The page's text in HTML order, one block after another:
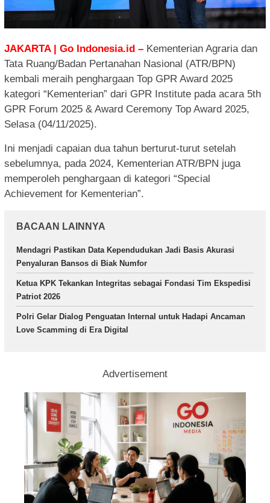
JAKARTA | Go Indonesia.id – Kementerian Agraria dan
Tata Ruang/Badan Pertanahan Nasional (ATR/BPN)
kembali meraih penghargaan Top GPR Award 2025
kategori “Kementerian” dari GPR Institute pada acara 5th
GPR Forum 2025 & Award Ceremony Top Award 2025,
Selasa (04/11/2025).
Ini menjadi capaian dua tahun berturut-turut setelah
sebelumnya, pada 2024, Kementerian ATR/BPN juga
memperoleh penghargaan di kategori “Special
Achievement for Kementerian”.
BACAAN LAINNYA
Mendagri Pastikan Data Kependudukan Jadi Basis Akurasi
Penyaluran Bansos di Biak Numfor
Ketua KPK Tekankan Integritas sebagai Fondasi Tim Ekspedisi
Patriot 2026
Polri Gelar Dialog Penguatan Internal untuk Hadapi Ancaman
Love Scamming di Era Digital
Advertisement